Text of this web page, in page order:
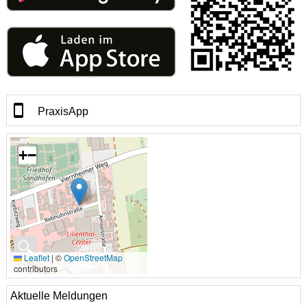
PraxisApp
🔍
+−
Leaflet | ©OpenStreetMap
contributors
Aktuelle Meldungen